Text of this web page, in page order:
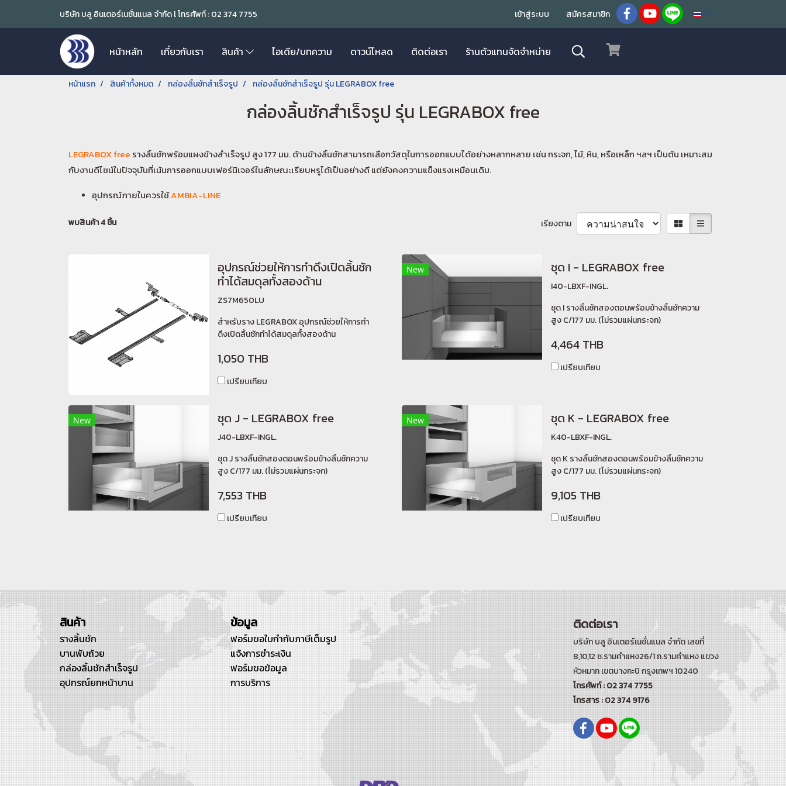
บริษัท บลู อินเตอร์เนชั่นแนล จำกัด l โทรศัพท์ : 02 374 7755 เข้าสู่ระบบ สมัครสมาชิก TH
หน้าหลัก เกี่ยวกับเรา สินค้า ไอเดีย/บทความ ดาวน์โหลด ติดต่อเรา ร้านตัวแทนจัดจำหน่าย
หน้าแรก สินค้าทั้งหมด กล่องลิ้นชักสำเร็จรูป กล่องลิ้นชักสำเร็จรูป รุ่น LEGRABOX free
กล่องลิ้นชักสำเร็จรูป รุ่น LEGRABOX free
LEGRABOX free รางลิ้นชักพร้อมแผงข้างสำเร็จรูป สูง 177 มม. ด้านข้างลิ้นชักสามารถเลือกวัสดุในการออกแบบได้อย่างหลากหลาย เช่น กระจก, ไม้, หิน, หรือเหล็ก ฯลฯ เป็นต้น เหมาะสม
กับงานดีไซน์ในปัจจุบันที่เน้นการออกแบบเฟอร์นิเจอร์ในลักษณะเรียบหรูได้เป็นอย่างดี แต่ยังคงความแข็งแรงเหมือนเดิม.
อุปกรณ์ภายในควรใช้AMBIA-LINE
พบสินค้า 4 ชิ้น เรียงตาม
อุปกรณ์ช่วยให้การทำดึงเปิดลิ้นชัก
ทำได้สมดุลทั้งสองด้าน
ZS7M650LU
สำหรับราง LEGRABOX อุปกรณ์ช่วยให้การทำ
ดึงเปิดลิ้นชักทำได้สมดุลทั้งสองด้าน
1,050 THB
เปรียบเทียบ
New ชุด I - LEGRABOX free
I40-LBXF-INGL.
ชุด I รางลิ้นชักสองตอนพร้อมข้างลิ้นชักความ
สูง C/177 มม. (ไม่รวมแผ่นกระจก)
4,464 THB
เปรียบเทียบ
New ชุด J - LEGRABOX free
J40-LBXF-INGL.
ชุด J รางลิ้นชักสองตอนพร้อมข้างลิ้นชักความ
สูง C/177 มม. (ไม่รวมแผ่นกระจก)
7,553 THB
เปรียบเทียบ
New ชุด K - LEGRABOX free
K40-LBXF-INGL.
ชุด K รางลิ้นชักสองตอนพร้อมข้างลิ้นชักความ
สูง C/177 มม. (ไม่รวมแผ่นกระจก)
9,105 THB
เปรียบเทียบ
สินค้า
รางลิ้นชัก
บานพับถ้วย
กล่องลิ้นชักสำเร็จรูป
อุปกรณ์ยกหน้าบาน
ข้อมูล
ฟอร์มขอใบกำกับภาษีเต็มรูป
แจ้งการชำระเงิน
ฟอร์มขอข้อมูล
การบริการ
ติดต่อเรา
บริษัท บลู อินเตอร์เนชั่นแนล จำกัด เลขที่
8,10,12 ซ.รามคำแหง26/1 ถ.รามคำแหงแขวง
หัวหมาก เขตบางกะปิ กรุงเทพฯ 10240
โทรศัพท์ : 02 374 7755
โทรสาร : 02 374 9176